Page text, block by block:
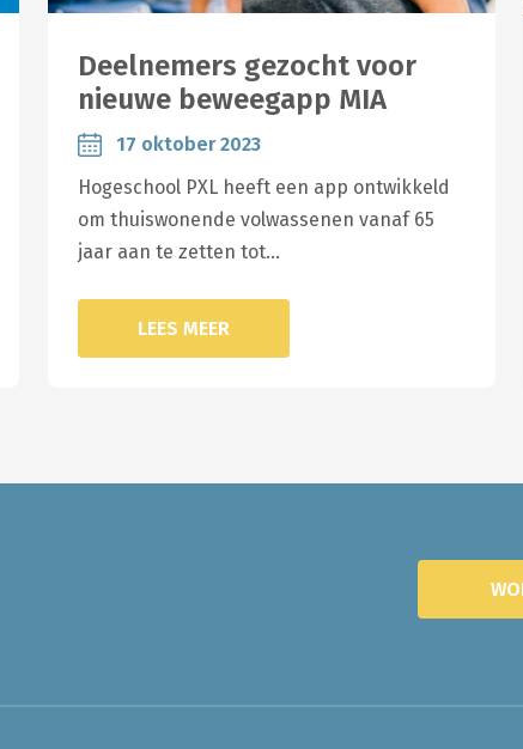
Deelnemers gezocht voor
nieuwe beweegapp MIA
17 oktober 2023
Hogeschool PXL heeft een app ontwikkeld
om thuiswonende volwassenen vanaf 65
jaar aan te zetten tot…
LEES MEER